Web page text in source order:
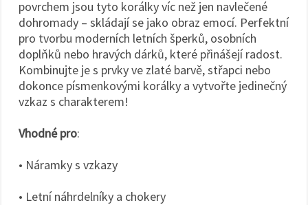
povrchem jsou tyto korálky víc než jen navlečené
dohromady – skládají se jako obraz emocí. Perfektní
pro tvorbu moderních letních šperků, osobních
doplňků nebo hravých dárků, které přinášejí radost.
Kombinujte je s prvky ve zlaté barvě, střapci nebo
dokonce písmenkovými korálky a vytvořte jedinečný
vzkaz s charakterem!
Vhodné pro:
• Náramky s vzkazy
• Letní náhrdelníky a chokery